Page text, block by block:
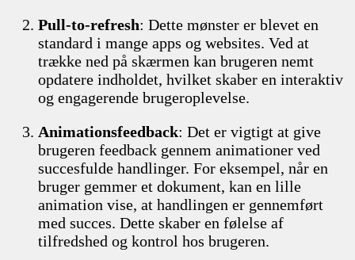
Pull-to-refresh: Dette mønster er blevet en
standard i mange apps og websites. Ved at
trække ned på skærmen kan brugeren nemt
opdatere indholdet, hvilket skaber en interaktiv
og engagerende brugeroplevelse.
Animationsfeedback: Det er vigtigt at give
brugeren feedback gennem animationer ved
succesfulde handlinger. For eksempel, når en
bruger gemmer et dokument, kan en lille
animation vise, at handlingen er gennemført
med succes. Dette skaber en følelse af
tilfredshed og kontrol hos brugeren.